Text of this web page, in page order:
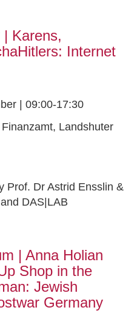
Karens,
Internet
| 09:00-17:30
Landshuter
Prof. Dr Astrid Ensslin &
DAS|LAB
| Anna Holian
Shop in the
Jewish
Germany